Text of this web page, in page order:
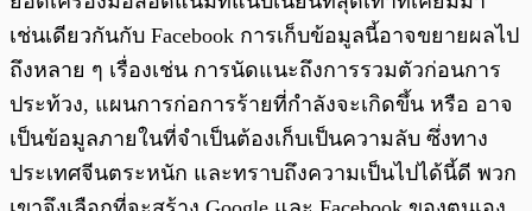
เช่นเดียวกันกับ Facebook การเก็บข้อมูลนี้อาจขยายผลไป
ถึงหลาย ๆ เรื่องเช่น การนัดแนะถึงการรวมตัวก่อนการ
ประท้วง, แผนการก่อการร้ายที่กำลังจะเกิดขึ้น หรือ อาจ
เป็นข้อมูลภายในที่จำเป็นต้องเก็บเป็นความลับ ซึ่งทาง
ประเทศจีนตระหนัก และทราบถึงความเป็นไปได้นี้ดี พวก